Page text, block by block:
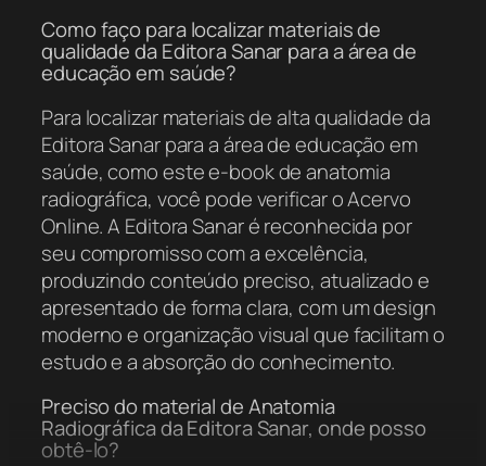
Como faço para localizar materiais de
qualidade da Editora Sanar para a área de
educação em saúde?
Para localizar materiais de alta qualidade da
Editora Sanar para a área de educação em
saúde, como este e-book de anatomia
radiográfica, você pode verificar o Acervo
Online. A Editora Sanar é reconhecida por
seu compromisso com a excelência,
produzindo conteúdo preciso, atualizado e
apresentado de forma clara, com um design
moderno e organização visual que facilitam o
estudo e a absorção do conhecimento.
Preciso do material de Anatomia
Radiográfica da Editora Sanar, onde posso
obtê-lo?